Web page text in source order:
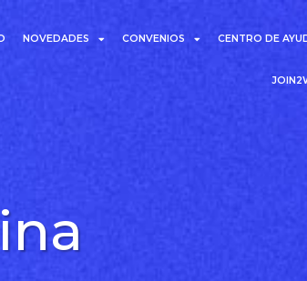
NOVEDADES CONVENIOS CENTRO DE